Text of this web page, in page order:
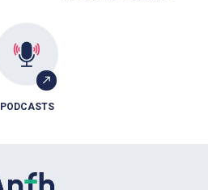
PODCASTS